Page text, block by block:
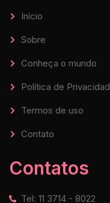
Início
Sobre
Conheça o mundo
Política de
Termos de uso
Contato
Contatos
Tel: 11 3714 - 8022